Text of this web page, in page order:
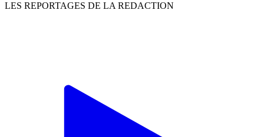
LES REPORTAGES DE LA REDACTION